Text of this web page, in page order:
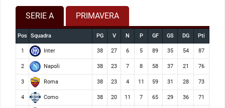
SERIE A PRIMAVERA
Pos Squadra PG V N P GF GS DG Pti
1 Inter 38 27 6 5 89 35 54 87
2 Napoli 38 23 7 8 58 37 21 76
3 Roma 38 23 4 11 59 31 28 73
4 Como 38 20 11 7 65 29 36 71